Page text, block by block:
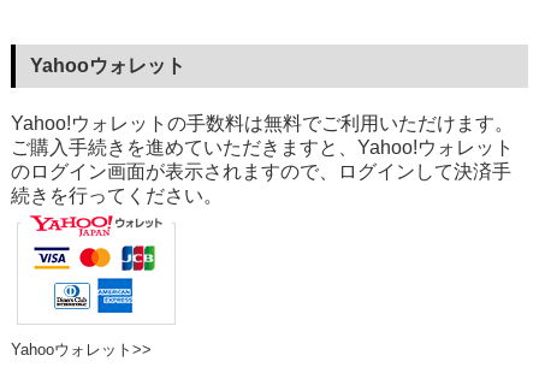
Yahooウォレット
Yahoo!ウォレットの手数料は無料でご利用いただけます。
ご購入手続きを進めていただきますと、Yahoo!ウォレット
のログイン画面が表示されますので、ログインして決済手
続きを行ってください。
Yahooウォレット>>